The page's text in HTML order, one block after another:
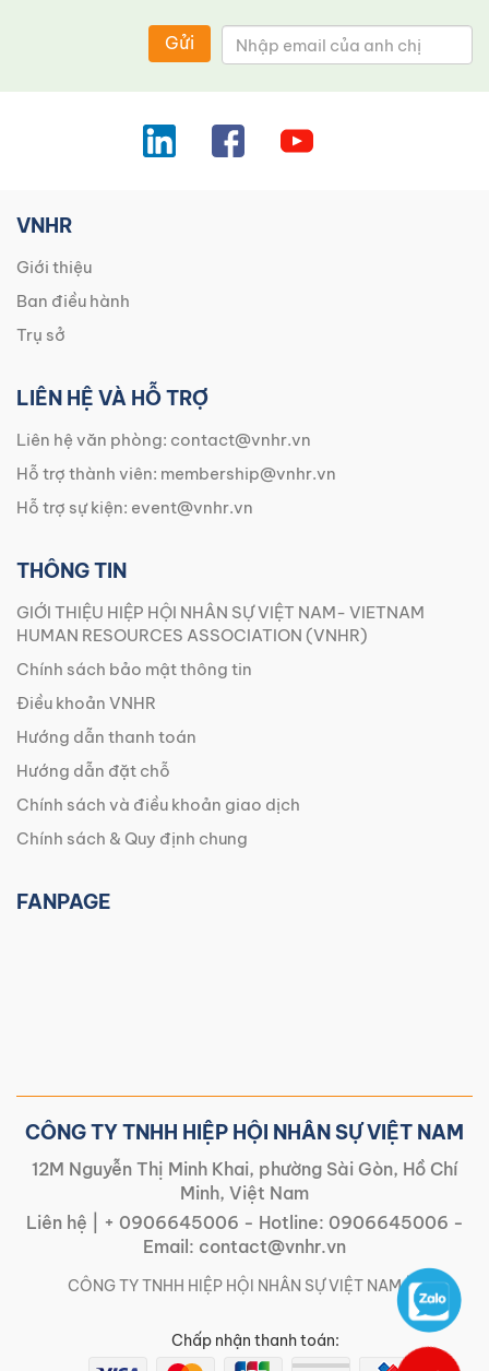
Gửi
VNHR
Giới thiệu
Ban điều hành
Trụ sở
LIÊN HỆ VÀ HỖ TRỢ
Liên hệ văn phòng: contact@vnhr.vn
Hỗ trợ thành viên: membership@vnhr.vn
Hỗ trợ sự kiện: event@vnhr.vn
THÔNG TIN
GIỚI THIỆU HIỆP HỘI NHÂN SỰ VIỆT NAM- VIETNAM
HUMAN RESOURCES ASSOCIATION (VNHR)
Chính sách bảo mật thông tin
Điều khoản VNHR
Hướng dẫn thanh toán
Hướng dẫn đặt chỗ
Chính sách và điều khoản giao dịch
Chính sách & Quy định chung
FANPAGE
CÔNG TY TNHH HIỆP HỘI NHÂN SỰ VIỆT NAM
12M Nguyễn Thị Minh Khai, phường Sài Gòn, Hồ Chí
Minh, Việt Nam
Liên hệ |
+ 0906645006 - Hotline: 0906645006 -
Email: contact@vnhr.vn
CÔNG TY TNHH HIỆP HỘI NHÂN SỰ VIỆT NAM | |
Chấp nhận thanh toán: